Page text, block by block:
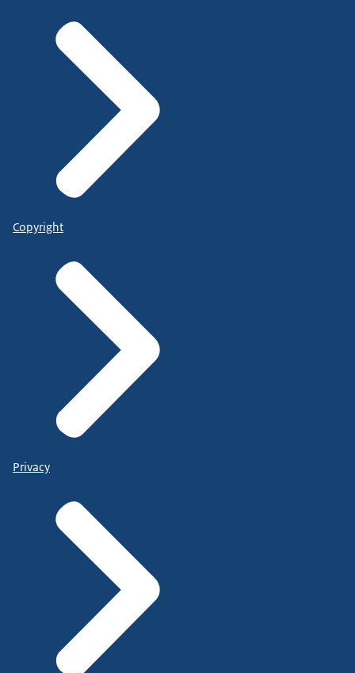
Copyright
Privacy